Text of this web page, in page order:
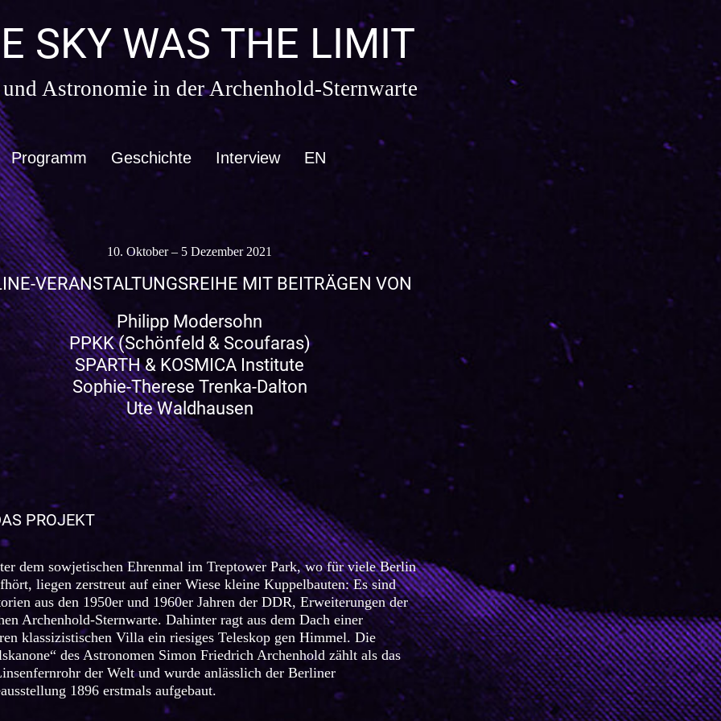
SKY WAS THE LIMIT
Astronomie in der Archenhold-Sternwarte
Programm Geschichte Interview EN
10. Oktober – 5 Dezember 2021
VERANSTALTUNGSREIHE MIT BEITRÄGEN VON
Philipp Modersohn
PPKK (Schönfeld & Scoufaras)
SPARTH & KOSMICA Institute
Sophie-Therese Trenka-Dalton
Ute Waldhausen
PROJEKT
dem sowjetischen Ehrenmal im Treptower Park, wo für viele Berlin
liegen zerstreut auf einer Wiese kleine Kuppelbauten: Es sind
aus den 1950er und 1960er Jahren der DDR, Erweiterungen der
Archenhold-Sternwarte. Dahinter ragt aus dem Dach einer
klassizistischen Villa ein riesiges Teleskop gen Himmel. Die
des Astronomen Simon Friedrich Archenhold zählt als das
der Welt und wurde anlässlich der Berliner
1896 erstmals aufgebaut.